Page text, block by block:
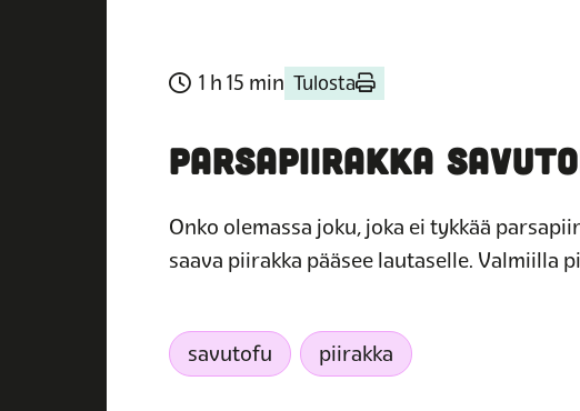
1 h 15 min Tulosta
PARSAPIIRAKKA
Onko olemassa joku, joka ei tykkää
saava piirakka pääsee lautaselle. Valmiilla
savutofu piirakka